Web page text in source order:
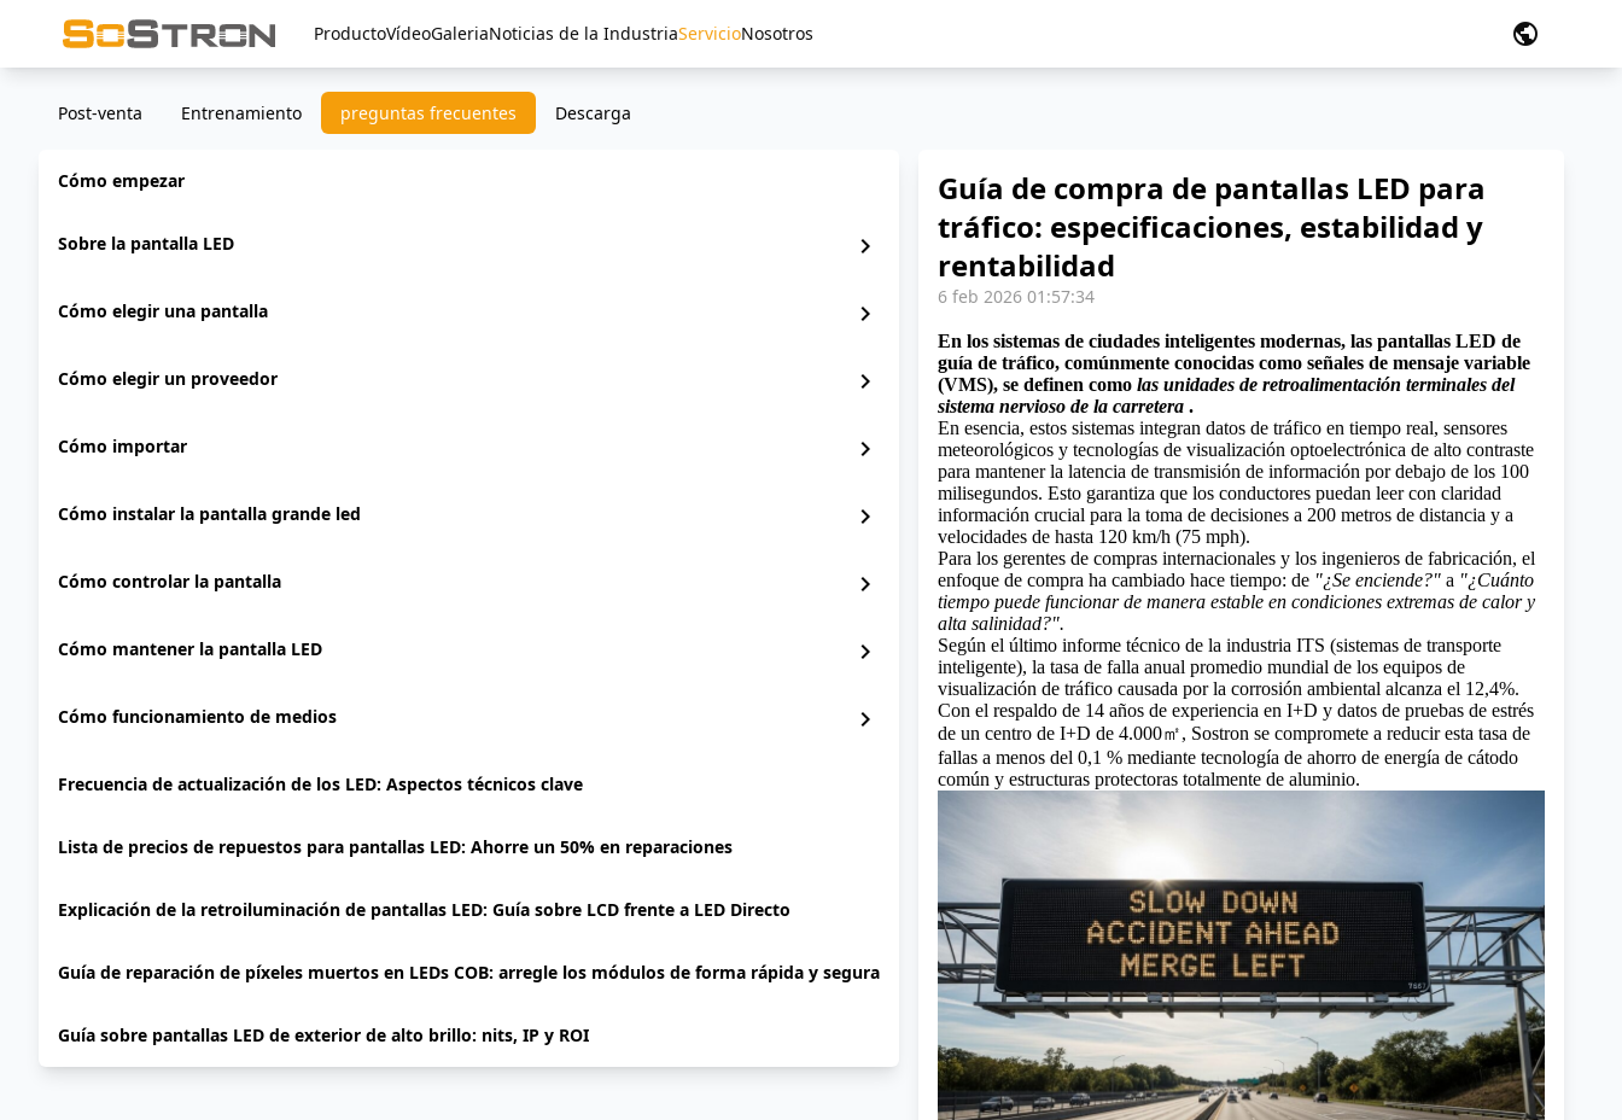
ProductoVídeoGaleriaNoticias de la IndustriaServicioNosotros public
Post-venta Entrenamiento preguntas frecuentes Descarga
Cómo empezar
Sobre la pantalla LED chevron_right
Cómo elegir una pantalla chevron_right
Cómo elegir un proveedor chevron_right
Cómo importar chevron_right
Cómo instalar la pantalla grande led chevron_right
Cómo controlar la pantalla chevron_right
Cómo mantener la pantalla LED chevron_right
Cómo funcionamiento de medios chevron_right
Frecuencia de actualización de los LED: Aspectos técnicos clave
Lista de precios de repuestos para pantallas LED: Ahorre un 50% en reparaciones
Explicación de la retroiluminación de pantallas LED: Guía sobre LCD frente a LED Directo
Guía de reparación de píxeles muertos en LEDs COB: arregle los módulos de forma rápida y segura
Guía sobre pantallas LED de exterior de alto brillo: nits, IP y ROI
Guía de compra de pantallas LED para
tráfico: especificaciones, estabilidad y
rentabilidad
6 feb 2026 01:57:34
En los sistemas de ciudades inteligentes modernas, las pantallas LED de
guía de tráfico, comúnmente conocidas como señales de mensaje variable
(VMS), se definen como las unidades de retroalimentación terminales del
sistema nervioso de la carretera .
En esencia, estos sistemas integran datos de tráfico en tiempo real, sensores
meteorológicos y tecnologías de visualización optoelectrónica de alto contraste
para mantener la latencia de transmisión de información por debajo de los 100
milisegundos. Esto garantiza que los conductores puedan leer con claridad
información crucial para la toma de decisiones a 200 metros de distancia y a
velocidades de hasta 120 km/h (75 mph).
Para los gerentes de compras internacionales y los ingenieros de fabricación, el
enfoque de compra ha cambiado hace tiempo: de "¿Se enciende?" a "¿Cuánto
tiempo puede funcionar de manera estable en condiciones extremas de calor y
alta salinidad?".
Según el último informe técnico de la industria ITS (sistemas de transporte
inteligente), la tasa de falla anual promedio mundial de los equipos de
visualización de tráfico causada por la corrosión ambiental alcanza el 12,4%.
Con el respaldo de 14 años de experiencia en I+D y datos de pruebas de estrés
de un centro de I+D de 4.000㎡, Sostron se compromete a reducir esta tasa de
fallas a menos del 0,1 % mediante tecnología de ahorro de energía de cátodo
común y estructuras protectoras totalmente de aluminio.